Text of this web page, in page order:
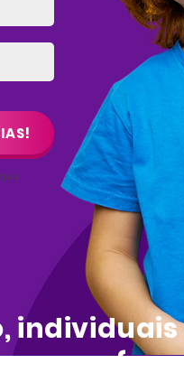
individuais